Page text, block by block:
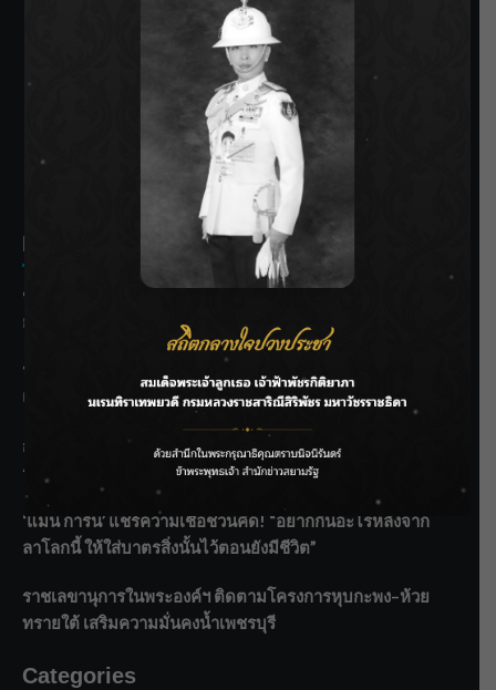
SIAMRATH VARIETY
THE BEST ENTERTAINMENT
Recent Posts
ชลประทานเชียงใหม่เร่งพร่องน้ำแม่น้ำปิง รับมวลน้ำเหนือ ย้ำ
ยังไม่ล้นตลิ่ง
ฟาดลุคใหม่! “แบม พิชญานิน” แดนซ์สับทุกจังหวะ ชวนแฟนๆ
แกะท่า #นอกจอนอกใจ
กรมชลฯ รับฟังประชาชน ติดตามแก้ปัญหาโครงการประตู
ระบายน้ำศรีสองรักฯ
‘แมน การิน’ แชร์ความเชื่อชวนคิด! “อยากกินอะไรหลังจาก
ลาโลกนี้ ให้ใส่บาตรสิ่งนั้นไว้ตอนยังมีชีวิต”
ราชเลขานุการในพระองค์ฯ ติดตามโครงการหุบกะพง–ห้วย
ทรายใต้ เสริมความมั่นคงน้ำเพชรบุรี
Categories